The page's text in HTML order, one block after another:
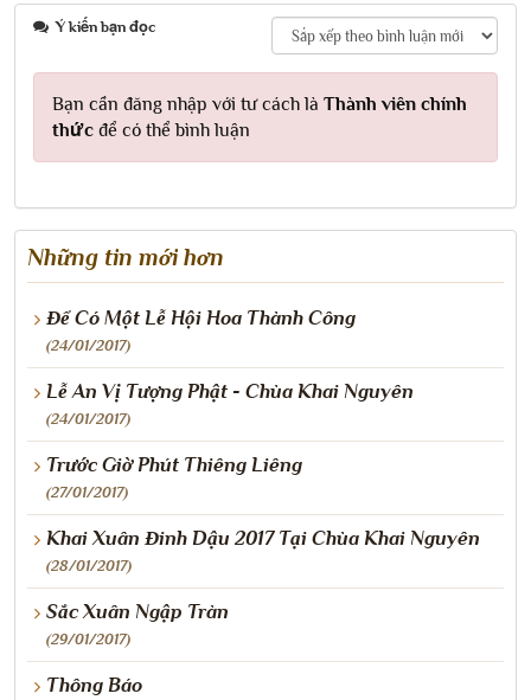
Ý kiến bạn đọc
Bạn cần đăng nhập với tư cách là Thành viên chính
thức để có thể bình luận
Những tin mới hơn
Để Có Một Lễ Hội Hoa Thành Công
(24/01/2017)
Lễ An Vị Tượng Phật - Chùa Khai Nguyên
(24/01/2017)
Trước Giờ Phút Thiêng Liêng
(27/01/2017)
Khai Xuân Đinh Dậu 2017 Tại Chùa Khai Nguyên
(28/01/2017)
Sắc Xuân Ngập Tràn
(29/01/2017)
Thông Báo